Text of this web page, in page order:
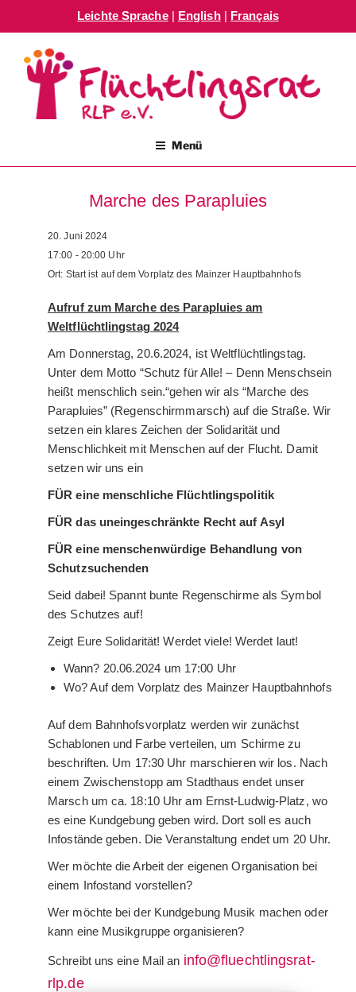
Leichte Sprache| English| Français
Inhalt
springen
FLÜCHTLINGSRAT RLP E.V.
Menü
Marche des Parapluies
20. Juni 2024
17:00 - 20:00 Uhr
Ort: Start ist auf dem Vorplatz des Mainzer Hauptbahnhofs
Aufruf zum Marche des Parapluies am
Weltflüchtlingstag 2024
Am Donnerstag, 20.6.2024, ist Weltflüchtlingstag.
Unter dem Motto “Schutz für Alle! – Denn Menschsein
heißt menschlich sein.“gehen wir als “Marche des
Parapluies” (Regenschirmmarsch) auf die Straße. Wir
setzen ein klares Zeichen der Solidarität und
Menschlichkeit mit Menschen auf der Flucht. Damit
setzen wir uns ein
FÜR eine menschliche Flüchtlingspolitik
FÜR das uneingeschränkte Recht auf Asyl
FÜR eine menschenwürdige Behandlung von
Schutzsuchenden
Seid dabei! Spannt bunte Regenschirme als Symbol
des Schutzes auf!
Zeigt Eure Solidarität! Werdet viele! Werdet laut!
Wann? 20.06.2024 um 17:00 Uhr
Wo? Auf dem Vorplatz des Mainzer Hauptbahnhofs
Auf dem Bahnhofsvorplatz werden wir zunächst
Schablonen und Farbe verteilen, um Schirme zu
beschriften. Um 17:30 Uhr marschieren wir los. Nach
einem Zwischenstopp am Stadthaus endet unser
Marsch um ca. 18:10 Uhr am Ernst-Ludwig-Platz, wo
es eine Kundgebung geben wird. Dort soll es auch
Infostände geben. Die Veranstaltung endet um 20 Uhr.
Wer möchte die Arbeit der eigenen Organisation bei
einem Infostand vorstellen?
Wer möchte bei der Kundgebung Musik machen oder
kann eine Musikgruppe organisieren?
Schreibt uns eine Mail an info@fluechtlingsrat-
rlp.de